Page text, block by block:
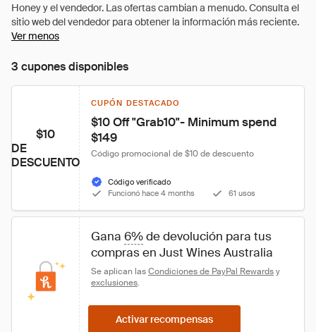
Ver menos
3 cupones disponibles
$10
DE
DESCUENTO
CUPÓN DESTACADO
$10 Off "Grab10"- Minimum spend
$149
Código promocional de $10 de descuento
Código verificado
Funcionó hace 4 months
61 usos
Gana 6% de devolución para tus
compras en Just Wines Australia
Se aplican las Condiciones de PayPal Rewards y
exclusiones.
Activar recompensas